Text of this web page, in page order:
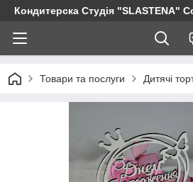
Кондитерска Студія "SLASTENA"
Товари та послуги Дитячі